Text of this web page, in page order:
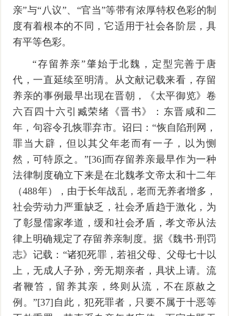
亲”与“八议”、“官当”等带有浓厚特权色彩的制
度有着根本的不同，它适用于社会各阶层，具
有平等色彩。
“存留养亲”肇始于北魏，定型完善于唐
代，一直延续至明清。从文献记载来看，存留
养亲的事例最早出现在晋朝，《太平御览》卷
六百四十六引臧荣绪《晋书》：东晋咸和二
年，句容令孔恢罪弃市。诏曰：“恢自陷刑网，
罪当大辟，但以其父年老而有一子，以为恻
然，可特原之。”[36]而存留养亲最早作为一种
法律制度确立下来是在北魏孝文帝太和十二年
（488年），由于长年战乱，老而无养者增多，
社会劳动力严重缺乏，社会矛盾趋于激化，为
了彰显儒家孝道，缓和社会矛盾，孝文帝从法
律上明确规定了存留养亲制度。据《魏书·刑罚
志》记载：“诸犯死罪，若祖父母、父母七十以
上，无成人子孙，旁无期亲者，具状上请。流
者鞭笞，留养其亲，终则从流，不在原赦之
例。”[37]自此，犯死罪者，只要不属于十恶等